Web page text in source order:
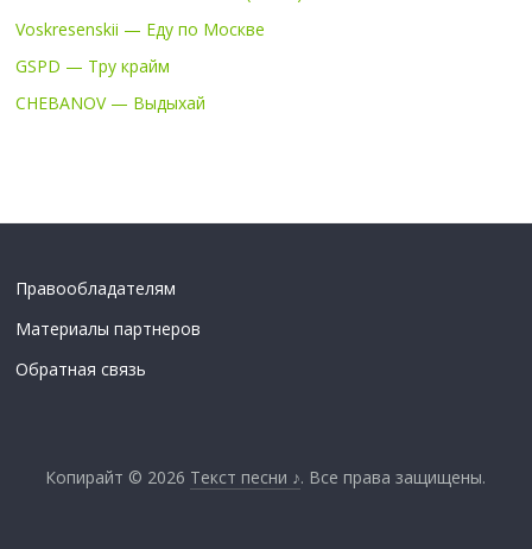
Voskresenskii — Еду по Москве
GSPD — Тру крайм
CHEBANOV — Выдыхай
Правообладателям
Материалы партнеров
Обратная связь
Копирайт © 2026 Текст песни ♪. Все права защищены.